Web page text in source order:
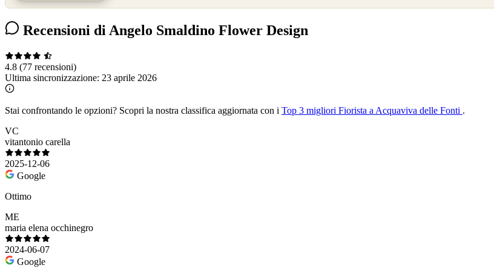
Recensioni di Angelo Smaldino Flower Design
4.8 (77 recensioni)
Ultima sincronizzazione: 23 aprile 2026
Stai confrontando le opzioni? Scopri la nostra classifica aggiornata con i Top 3 migliori Fiorista a Acquaviva delle Fonti .
VC
vitantonio carella
2025-12-06
Google
Ottimo
ME
maria elena occhinegro
2024-06-07
Google